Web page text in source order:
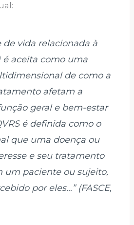
de vida relacionada à
é aceita como uma
de como a
afetam a
geral e bem-estar
é definida como o
que uma doença ou
e seu tratamento
um paciente ou sujeito,
por eles…” (FASCE,